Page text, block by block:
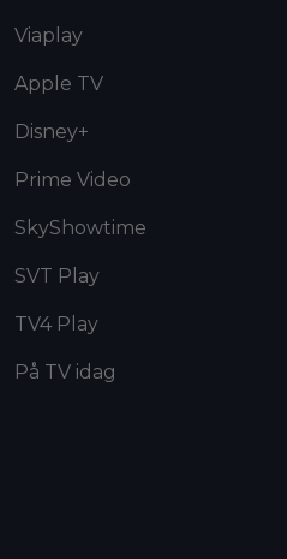
Viaplay
Apple TV
Disney+
Prime Video
SkyShowtime
SVT Play
TV4 Play
På TV idag